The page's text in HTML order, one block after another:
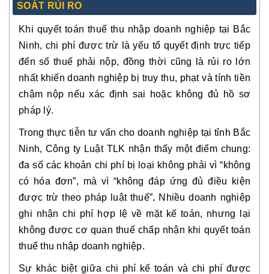
SOÁT RỦI RO
Khi quyết toán thuế thu nhập doanh nghiệp tại Bắc
Ninh, chi phí được trừ là yếu tố quyết định trực tiếp
đến số thuế phải nộp, đồng thời cũng là rủi ro lớn
nhất khiến doanh nghiệp bị truy thu, phạt và tính tiền
chậm nộp nếu xác định sai hoặc không đủ hồ sơ
pháp lý.
Trong thực tiễn tư vấn cho doanh nghiệp tại tỉnh Bắc
Ninh, Công ty Luật TLK nhận thấy một điểm chung:
đa số các khoản chi phí bị loại không phải vì “không
có hóa đơn”, mà vì “không đáp ứng đủ điều kiện
được trừ theo pháp luật thuế”. Nhiều doanh nghiệp
ghi nhận chi phí hợp lệ về mặt kế toán, nhưng lại
không được cơ quan thuế chấp nhận khi quyết toán
thuế thu nhập doanh nghiệp.
Sự khác biệt giữa chi phí kế toán và chi phí được